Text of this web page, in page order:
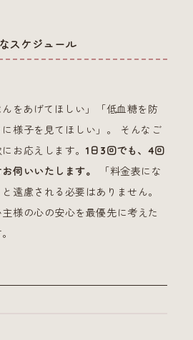
スケジュール
んをあげてほしい」「低血糖を防
様子を見てほしい」。 そんなご
お応えします。 1日3回でも、4回
伺いいたします。
「料金表にな
遠慮される必要はありません。
様の心の安心を最優先に考えた